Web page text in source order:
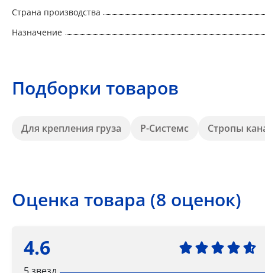
Страна производства
Назначение
Подборки товаров
Для крепления груза Р-Системс Стропы
Оценка товара (8 оценок)
4.6